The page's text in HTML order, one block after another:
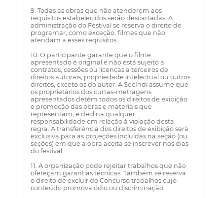
9. Todas as obras que não atenderem aos
requisitos estabelecidos serão descartadas. A
administração do Festival se reserva o direito de
programar, como exceção, filmes que não
atendam a esses requisitos.
10. O participante garante que o filme
apresentado é original e não está sujeito a
contratos, cessões ou licenças a terceiros de
direitos autorais, propriedade intelectual ou outros
direitos, exceto os do autor. A SecIndi assume que
os proprietários dos curtas-metragens
apresentados detêm todos os direitos de exibição
e promoção das obras e materiais que
representam, e declina qualquer
responsabilidade em relação à violação desta
regra. A transferência dos direitos de exibição será
exclusiva para as projeções incluídas na seção (ou
seções) em que a obra aceita se inscrever nos dias
do festival.
11. A organização pode rejeitar trabalhos que não
ofereçam garantias técnicas. Também se reserva
o direito de excluir do Concurso trabalhos cujo
conteúdo promova ódio ou discriminação.